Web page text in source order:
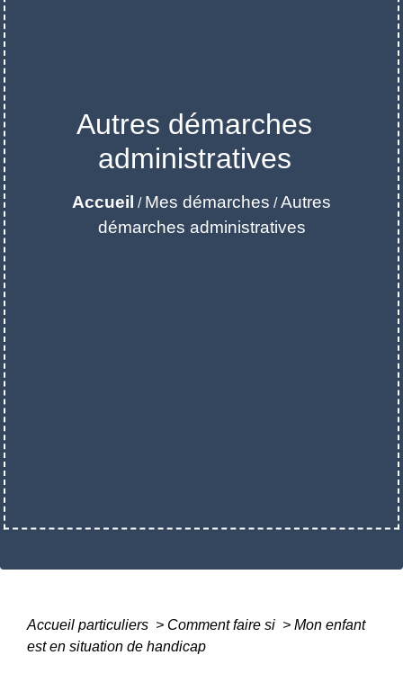
Autres démarches
administratives
Accueil / Mes démarches /Autres
démarches administratives
Accueil particuliers > Comment faire si > Mon enfant
est en situation de handicap